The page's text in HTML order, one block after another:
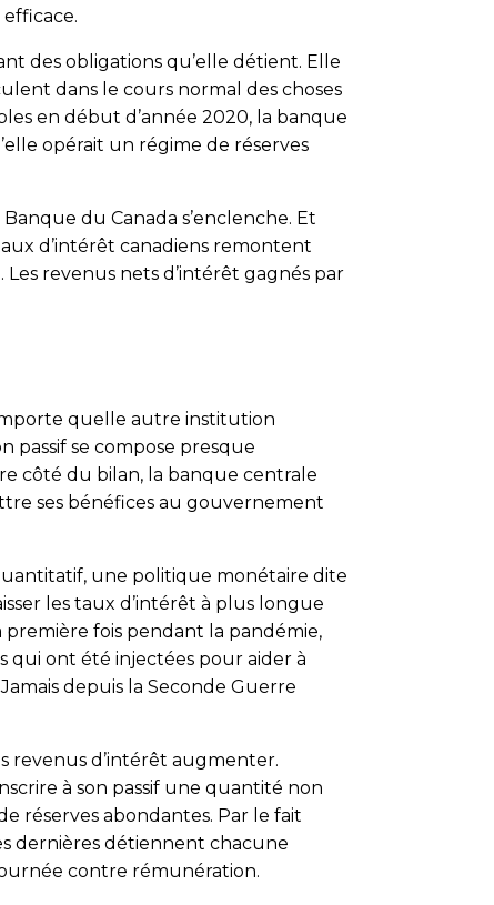
des obligations qu’elle détient. Elle
dans le cours normal des choses
en début d’année 2020, la banque
opérait un régime de réserves
du Canada s’enclenche. Et
d’intérêt canadiens remontent
revenus nets d’intérêt gagnés par
quelle autre institution
passif se compose presque
côté du bilan, la banque centrale
ses bénéfices au gouvernement
une politique monétaire dite
les taux d’intérêt à plus longue
première fois pendant la pandémie,
qui ont été injectées pour aider à
depuis la Seconde Guerre
revenus d’intérêt augmenter.
à son passif une quantité non
réserves abondantes. Par le fait
dernières détiennent chacune
contre rémunération.